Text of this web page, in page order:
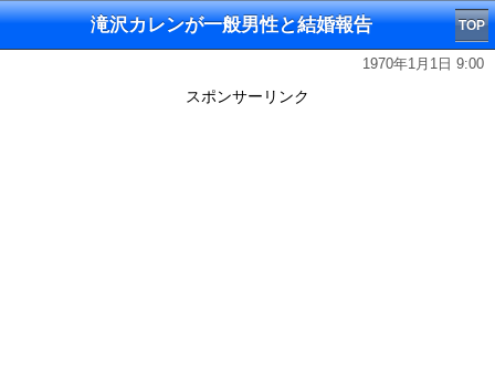
滝沢カレンが一般男性と結婚報告 TOP
1970年1月1日 9:00
スポンサーリンク